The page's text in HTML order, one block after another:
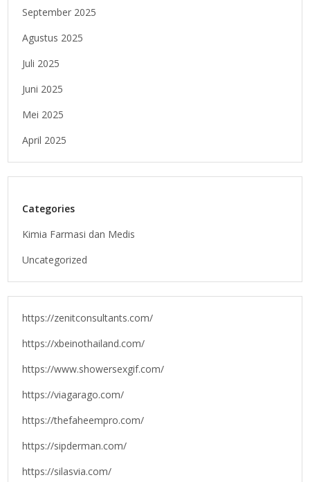
September 2025
Agustus 2025
Juli 2025
Juni 2025
Mei 2025
April 2025
Categories
Kimia Farmasi dan Medis
Uncategorized
https://zenitconsultants.com/
https://xbeinothailand.com/
https://www.showersexgif.com/
https://viagarago.com/
https://thefaheempro.com/
https://sipderman.com/
https://silasvia.com/